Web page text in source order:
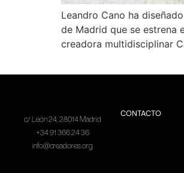
Leandro Cano ha
de Madrid que se estrena
creadora multidisciplinar
CONTACTO
c/ León 24, 28014 Madrid
+34 91 366 24 36
info@creadores.org